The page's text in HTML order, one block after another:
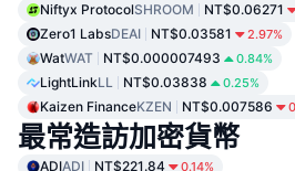
Niftyx ProtocolSHROOM NT$0.06271
Zero1 LabsDEAI NT$0.03581 2.97%
WatWAT NT$0.000007493 0.84%
LightLinkLL NT$0.03838 0.25%
Kaizen FinanceKZEN NT$0.007586
最常造訪加密貨幣
ADIADI NT$221.84 0.14%